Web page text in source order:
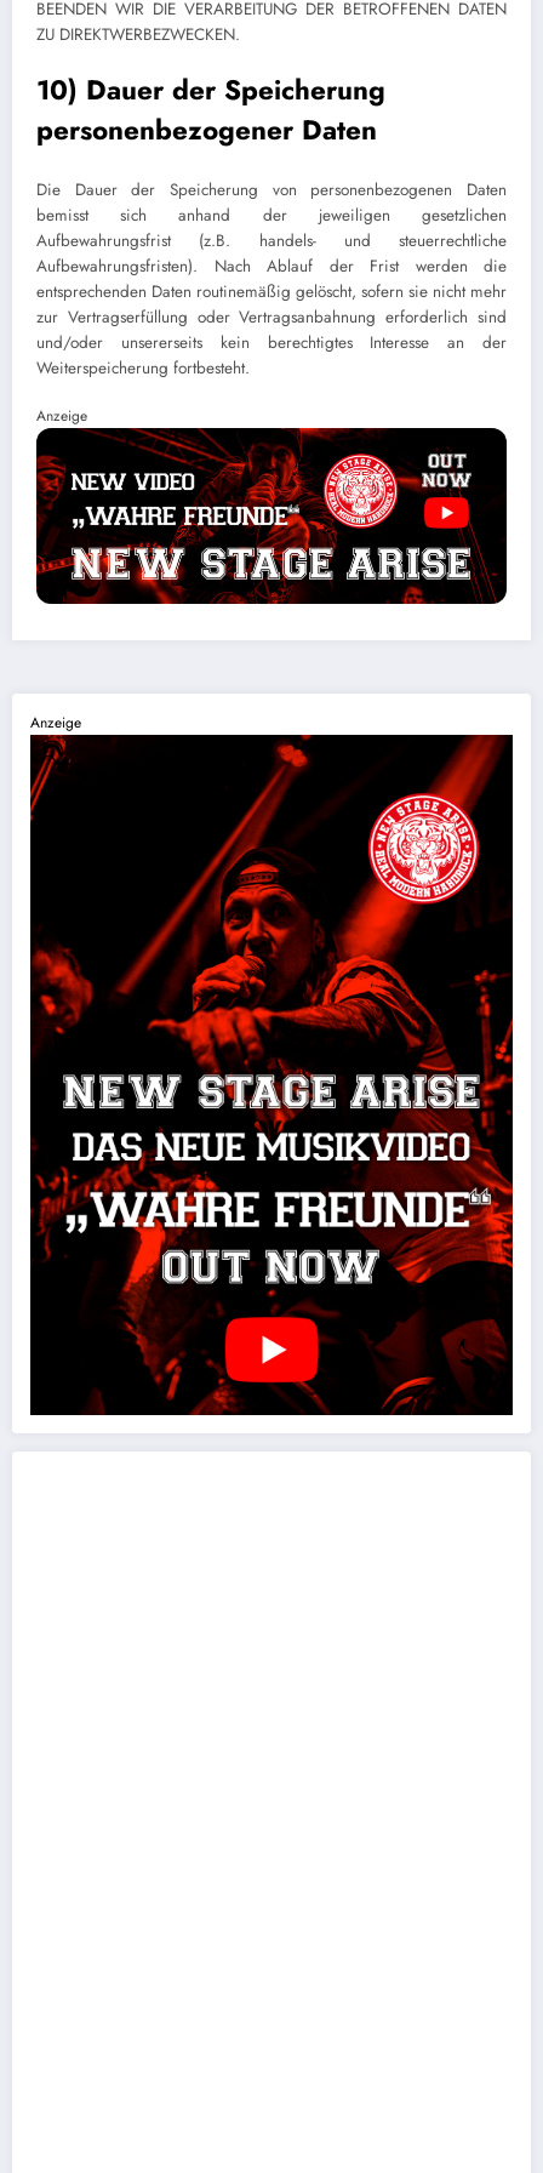
BEENDEN WIR DIE VERARBEITUNG DER BETROFFENEN DATEN
ZU DIREKTWERBEZWECKEN.
10) Dauer der Speicherung
personenbezogener Daten
Die Dauer der Speicherung von personenbezogenen Daten
bemisst sich anhand der jeweiligen gesetzlichen
Aufbewahrungsfrist (z.B. handels- und steuerrechtliche
Aufbewahrungsfristen). Nach Ablauf der Frist werden die
entsprechenden Daten routinemäßig gelöscht, sofern sie nicht mehr
zur Vertragserfüllung oder Vertragsanbahnung erforderlich sind
und/oder unsererseits kein berechtigtes Interesse an der
Weiterspeicherung fortbesteht.
Anzeige
Anzeige